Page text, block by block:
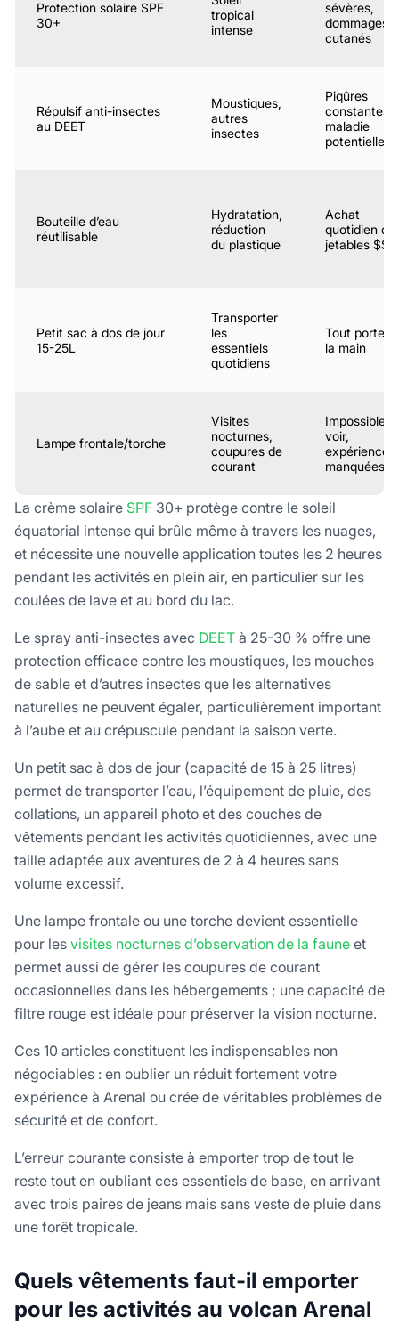
Protection solaire SPF
30+
tropical
intense
sévères,
dommages
cutanés
Répulsif anti-insectes
au DEET
Moustiques,
autres
insectes
Piqûres
constantes,
maladie
potentielle
Bouteille d’eau
réutilisable
Hydratation,
réduction
du plastique
Achat
quotidien de
jetables $$$
Petit sac à dos de jour
15-25L
Transporter
les
essentiels
quotidiens
Tout porter à
la main
Lampe frontale/torche
Visites
nocturnes,
coupures de
courant
Impossible
voir,
expériences
manquées
La crème solaire SPF 30+ protège contre le soleil
équatorial intense qui brûle même à travers les nuages,
et nécessite une nouvelle application toutes les 2 heures
pendant les activités en plein air, en particulier sur les
coulées de lave et au bord du lac.
Le spray anti-insectes avec DEET à 25-30 % offre une
protection efficace contre les moustiques, les mouches
de sable et d’autres insectes que les alternatives
naturelles ne peuvent égaler, particulièrement important
à l’aube et au crépuscule pendant la saison verte.
Un petit sac à dos de jour (capacité de 15 à 25 litres)
permet de transporter l’eau, l’équipement de pluie, des
collations, un appareil photo et des couches de
vêtements pendant les activités quotidiennes, avec une
taille adaptée aux aventures de 2 à 4 heures sans
volume excessif.
Une lampe frontale ou une torche devient essentielle
pour les visites nocturnes d’observation de la faune et
permet aussi de gérer les coupures de courant
occasionnelles dans les hébergements ; une capacité de
filtre rouge est idéale pour préserver la vision nocturne.
Ces 10 articles constituent les indispensables non
négociables : en oublier un réduit fortement votre
expérience à Arenal ou crée de véritables problèmes de
sécurité et de confort.
L’erreur courante consiste à emporter trop de tout le
reste tout en oubliant ces essentiels de base, en arrivant
avec trois paires de jeans mais sans veste de pluie dans
une forêt tropicale.
Quels vêtements faut-il emporter
pour les activités au volcan Arenal